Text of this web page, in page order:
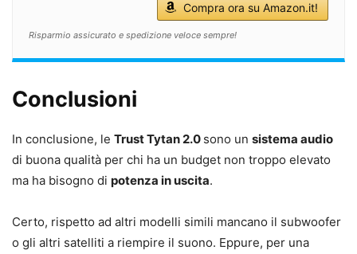
Compra ora su Amazon.it!
Risparmio assicurato e spedizione veloce sempre!
Conclusioni
In conclusione, le Trust Tytan 2.0 sono un sistema audio
di buona qualità per chi ha un budget non troppo elevato
ma ha bisogno di potenza in uscita.
Certo, rispetto ad altri modelli simili mancano il subwoofer
o gli altri satelliti a riempire il suono. Eppure, per una